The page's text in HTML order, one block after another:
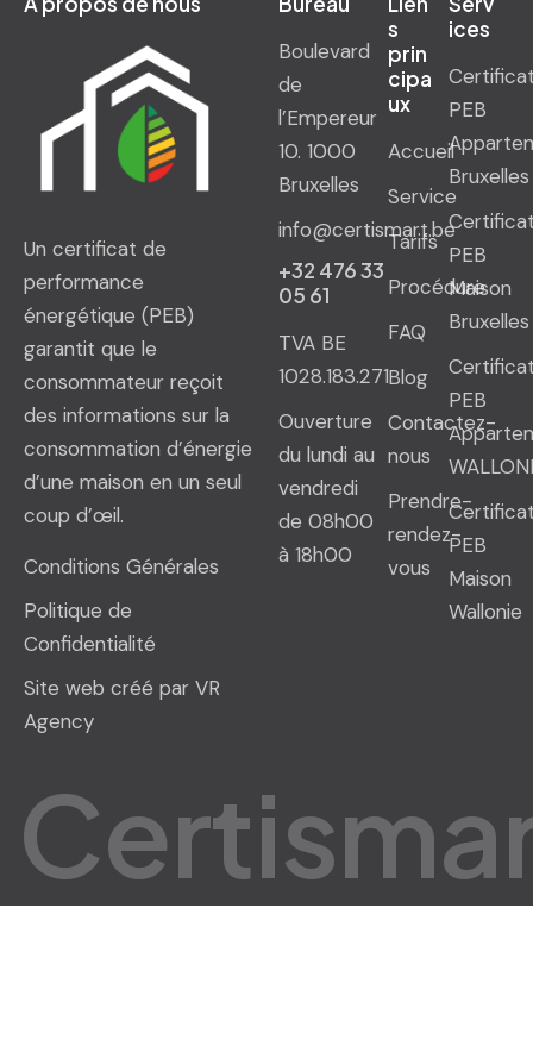
Un certificat de
performance
énergétique (PEB)
garantit que le
consommateur reçoit
des informations sur la
consommation d’énergie
d’une maison en un seul
coup d’œil.
Conditions Générales
Politique de
Confidentialité
Site web créé par VR
Agency
Boulevard
de
l’Empereur
10. 1000
Bruxelles
info@certismart.be
+32 476 33
05 61
TVA BE
1028.183.271
Ouverture
du lundi au
vendredi
de 08h00
à 18h00
s
prin
cipa
ux
Accueil
Service
Tarifs
Procédure
FAQ
Blog
Contactez-
nous
Prendre-
rendez-
vous
ices
PEB
Bruxelles
PEB
Maison
Bruxelles
PEB
PEB
Maison
Wallonie
Certisma